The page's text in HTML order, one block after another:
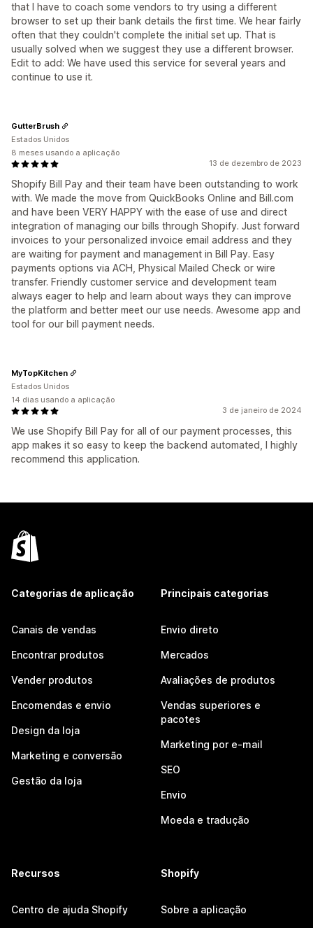
that I have to coach some vendors to try using a different
browser to set up their bank details the first time. We hear fairly
often that they couldn't complete the initial set up. That is
usually solved when we suggest they use a different browser.
Edit to add: We have used this service for several years and
continue to use it.
13 de dezembro de 2023
Shopify Bill Pay and their team have been outstanding to work
with. We made the move from QuickBooks Online and Bill.com
and have been VERY HAPPY with the ease of use and direct
integration of managing our bills through Shopify. Just forward
invoices to your personalized invoice email address and they
are waiting for payment and management in Bill Pay. Easy
payments options via ACH, Physical Mailed Check or wire
transfer. Friendly customer service and development team
always eager to help and learn about ways they can improve
the platform and better meet our use needs. Awesome app and
tool for our bill payment needs.
GutterBrush
Estados Unidos
8 meses usando a aplicação
3 de janeiro de 2024
We use Shopify Bill Pay for all of our payment processes, this
app makes it so easy to keep the backend automated, I highly
recommend this application.
MyTopKitchen
Estados Unidos
14 dias usando a aplicação
Categorias de aplicação
Canais de vendas
Encontrar produtos
Vender produtos
Encomendas e envio
Design da loja
Marketing e conversão
Gestão da loja
Principais categorias
Envio direto
Mercados
Avaliações de produtos
Vendas superiores e
pacotes
Marketing por e-mail
SEO
Envio
Moeda e tradução
Recursos
Centro de ajuda Shopify
Shopify
Sobre a aplicação